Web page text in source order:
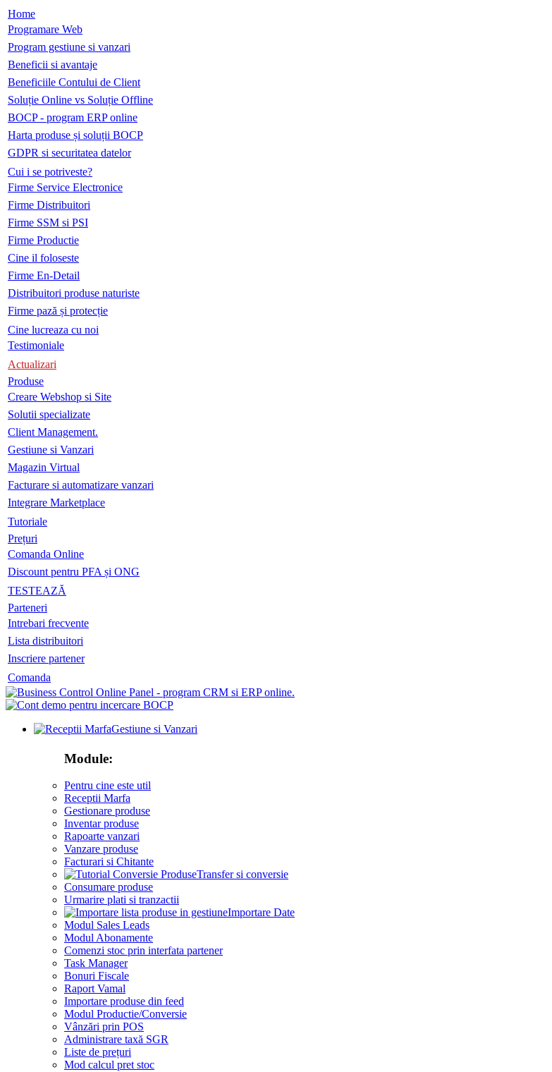
Home
Programare Web
Program gestiune si vanzari
Beneficii si avantaje
Beneficiile Contului de Client
Soluție Online vs Soluție Offline
BOCP - program ERP online
Harta produse și soluții BOCP
GDPR si securitatea datelor
Cui i se potriveste?
Firme Service Electronice
Firme Distribuitori
Firme SSM si PSI
Firme Productie
Cine il foloseste
Firme En-Detail
Distribuitori produse naturiste
Firme pază și protecție
Cine lucreaza cu noi
Testimoniale
Actualizari
Produse
Creare Webshop si Site
Solutii specializate
Client Management.
Gestiune si Vanzari
Magazin Virtual
Facturare si automatizare vanzari
Integrare Marketplace
Tutoriale
Prețuri
Comanda Online
Discount pentru PFA și ONG
TESTEAZĂ
Parteneri
Intrebari frecvente
Lista distribuitori
Inscriere partener
Comanda
Gestiune si Vanzari
Module:
Pentru cine este util
Receptii Marfa
Gestionare produse
Inventar produse
Rapoarte vanzari
Vanzare produse
Facturari si Chitante
Transfer si conversie
Consumare produse
Urmarire plati si tranzactii
Importare Date
Modul Sales Leads
Modul Abonamente
Comenzi stoc prin interfata partener
Task Manager
Bonuri Fiscale
Raport Vamal
Importare produse din feed
Modul Productie/Conversie
Vânzări prin POS
Administrare taxă SGR
Liste de prețuri
Mod calcul pret stoc